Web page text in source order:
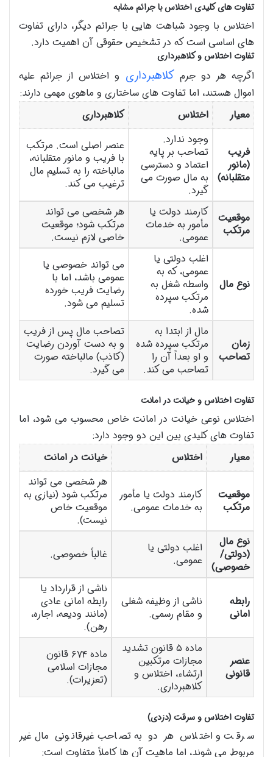
تفاوت های کلیدی اختلاس با جرائم مشابه
اختلاس با وجود شباهت هایی با جرائم دیگر، دارای تفاوت
های اساسی است که در تشخیص حقوقی آن اهمیت دارد.
تفاوت اختلاس و کلاهبرداری
اگرچه هر دو جرم کلاهبرداری و اختلاس از جرائم علیه
اموال هستند، اما تفاوت های ساختاری و ماهوی مهمی دارند:
معیار
اختلاس کلاهبرداری
فریب
(مانور
متقلبانه)
وجود ندارد.
تصاحب بر پایه
اعتماد و دسترسی
به مال صورت می
گیرد.
عنصر اصلی است. مرتکب
با فریب و مانور متقلبانه،
مالباخته را به تسلیم مال
ترغیب می کند.
موقعیت
مرتکب
کارمند دولت یا
مأمور به خدمات
عمومی.
هر شخصی می تواند
مرتکب شود؛ موقعیت
خاصی لازم نیست.
نوع مال
اغلب دولتی یا
عمومی، که به
واسطه شغل به
مرتکب سپرده
شده.
می تواند خصوصی یا
عمومی باشد، اما با
رضایت فریب خورده
تسلیم می شود.
زمان
تصاحب
مال از ابتدا به
مرتکب سپرده شده
و او بعداً آن را
تصاحب می کند.
تصاحب مال پس از فریب
و به دست آوردن رضایت
(کاذب) مالباخته صورت
می گیرد.
تفاوت اختلاس و خیانت در امانت
اختلاس نوعی خیانت در امانت خاص محسوب می شود، اما
تفاوت های کلیدی بین این دو وجود دارد:
معیار
اختلاس خیانت در امانت
موقعیت
مرتکب
کارمند دولت یا مأمور
به خدمات عمومی.
هر شخصی می تواند
مرتکب شود (نیازی به
موقعیت خاص
نیست).
نوع مال
(دولتی/
خصوصی)
اغلب دولتی یا
عمومی.
غالباً خصوصی.
رابطه
امانی
ناشی از وظیفه شغلی
و مقام رسمی.
ناشی از قرارداد یا
رابطه امانی عادی
(مانند ودیعه، اجاره،
رهن).
عنصر
قانونی
ماده ۵ قانون تشدید
مجازات مرتکبین
ارتشاء، اختلاس و
کلاهبرداری.
ماده ۶۷۴ قانون
مجازات اسلامی
(تعزیرات).
تفاوت اختلاس و سرقت (دزدی)
سرقت و اختلاس هر دو به تصاحب غیرقانونی مال غیر
مربوط می شوند، اما ماهیت آن ها کاملاً متفاوت است: